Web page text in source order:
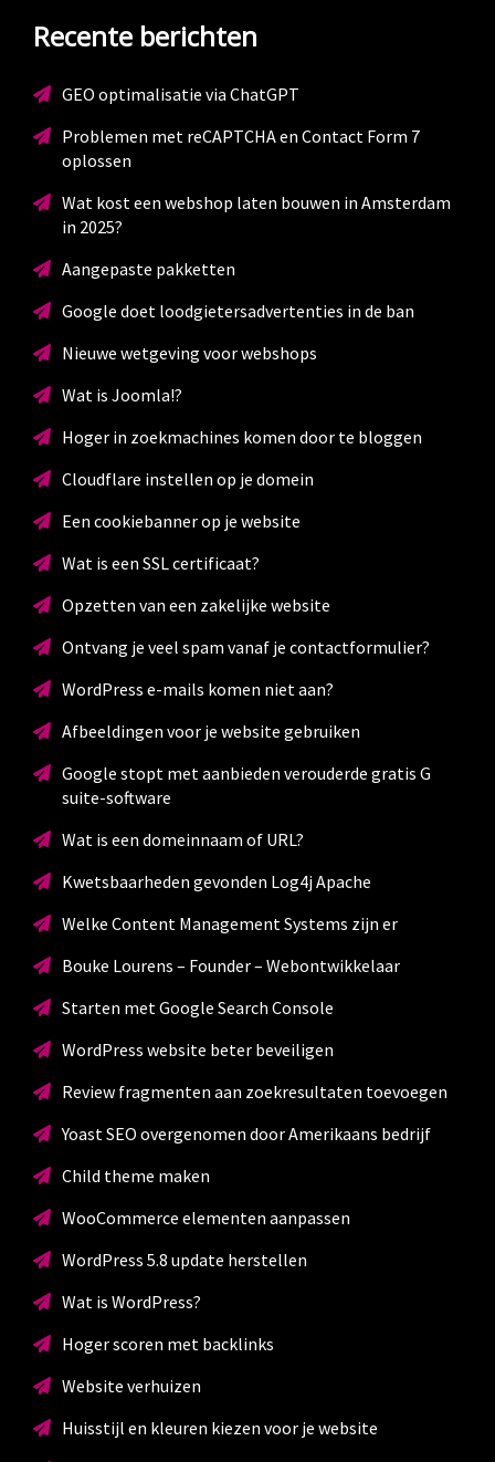
Recente berichten
GEO optimalisatie via ChatGPT
Problemen met reCAPTCHA en Contact Form 7
oplossen
Wat kost een webshop laten bouwen in Amsterdam
in 2025?
Aangepaste pakketten
Google doet loodgietersadvertenties in de ban
Nieuwe wetgeving voor webshops
Wat is Joomla!?
Hoger in zoekmachines komen door te bloggen
Cloudflare instellen op je domein
Een cookiebanner op je website
Wat is een SSL certificaat?
Opzetten van een zakelijke website
Ontvang je veel spam vanaf je contactformulier?
WordPress e-mails komen niet aan?
Afbeeldingen voor je website gebruiken
Google stopt met aanbieden verouderde gratis G
suite-software
Wat is een domeinnaam of URL?
Kwetsbaarheden gevonden Log4j Apache
Welke Content Management Systems zijn er
Bouke Lourens – Founder – Webontwikkelaar
Starten met Google Search Console
WordPress website beter beveiligen
Review fragmenten aan zoekresultaten toevoegen
Yoast SEO overgenomen door Amerikaans bedrijf
Child theme maken
WooCommerce elementen aanpassen
WordPress 5.8 update herstellen
Wat is WordPress?
Hoger scoren met backlinks
Website verhuizen
Huisstijl en kleuren kiezen voor je website